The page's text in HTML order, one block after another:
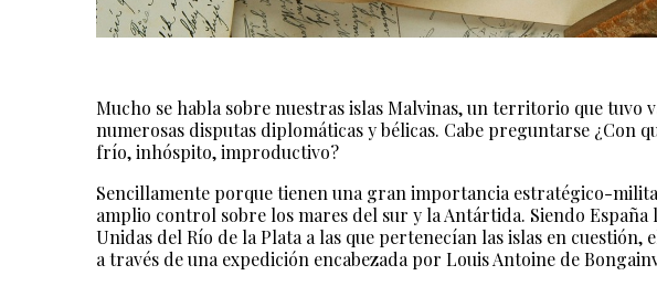
Mucho se habla sobre nuestras islas Malvinas, un territorio que tuvo
numerosas disputas diplomáticas y bélicas. Cabe preguntarse ¿Con
frío, inhóspito, improductivo?
Sencillamente porque tienen una gran importancia estratégico-
amplio control sobre los mares del sur y la Antártida. Siendo
Unidas del Río de la Plata a las que pertenecían las islas en cuestión,
a través de una expedición encabezada por Louis Antoine de